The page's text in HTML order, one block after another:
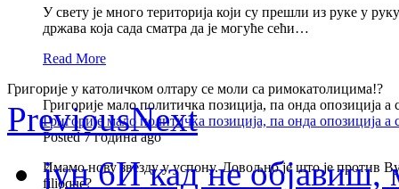
У свету је много територија који су прешли из руке у
држава која сада сматра да је могуће сећи…
Read More
Григорије у католичком олтару се моли са римокатолицима!?
Григорије мало политичка позиција, па онда опозиција
Григорије мало политичка позиција, па онда опозиција
Posted 7 година ago
Имамо нову звезду у успону. Довољно је што је против
filioque?
PreviousNext
јун 6И кад не